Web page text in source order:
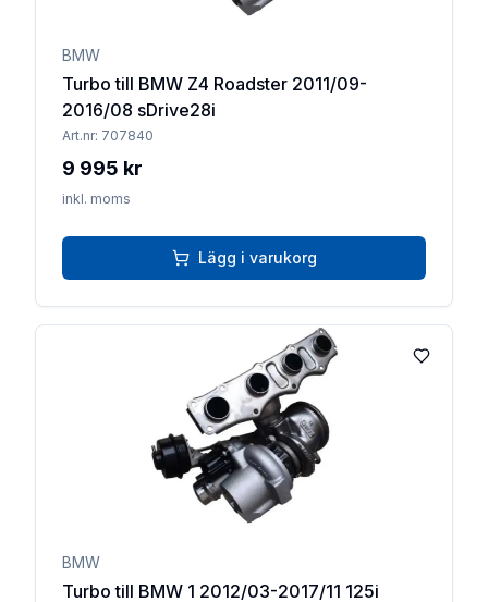
BMW
Turbo till BMW Z4 Roadster 2011/09-
2016/08 sDrive28i
Art.nr: 707840
9 995 kr
inkl. moms
Lägg i varukorg
Lägg till
BMW
Turbo till BMW 1 2012/03-2017/11 125i